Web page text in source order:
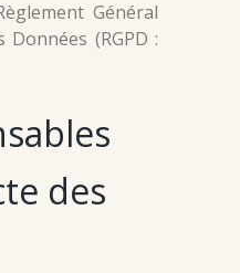
Général
(RGPD :
des